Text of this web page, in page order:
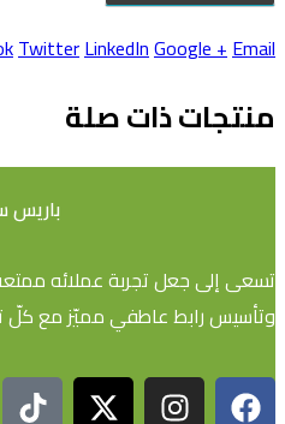
TwitterLinkedInGoogle +Email
منتجات ذات صلة
باريس
تسعى إلى جعل تجربة عملائه
وتأسيس رابط عاطفي مميّز مع كلّ